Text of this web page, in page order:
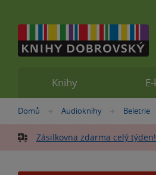
Nacházíte
zde:
Domů »Audioknihy »
Beletrie
Zásilkovna zdarma celý týden!
Knihy